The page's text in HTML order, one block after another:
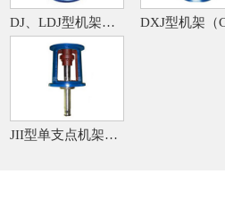
DJ、LDJ型机架（CD130B-86）
JII型单支点机架、TJA型机架